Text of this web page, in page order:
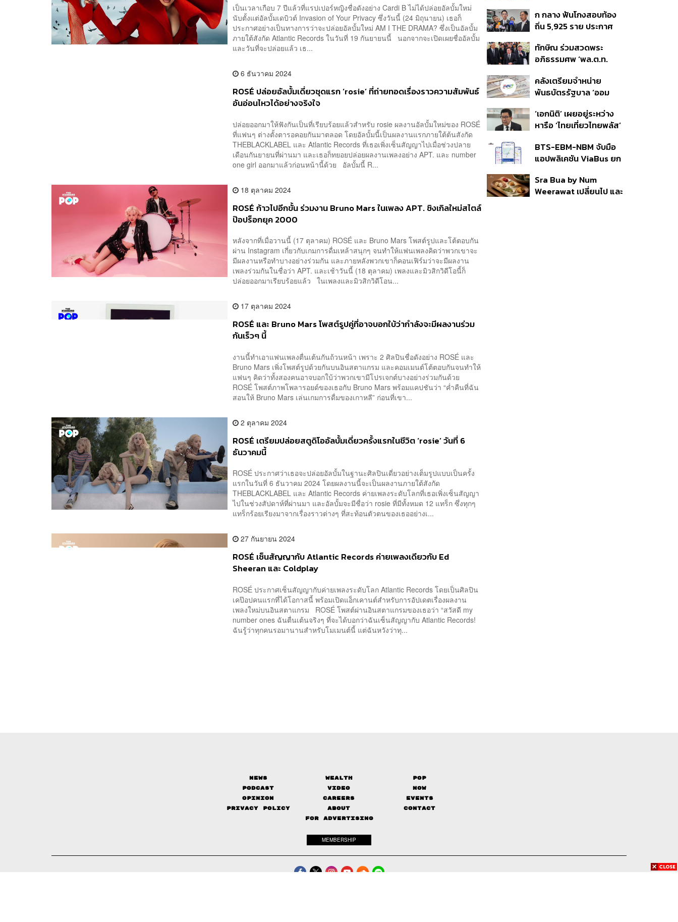
เป็นเวลาเกือบ 7 ปีแล้วที่แรปเปอร์หญิงชื่อดังอย่าง Cardi B ไม่ได้ปล่อยอัลบั้มใหม่
นับตั้งแต่อัลบั้มเดบิวต์ Invasion of Your Privacy ซึ่งวันนี้ (24 มิถุนายน) เธอก็
ประกาศอย่างเป็นทางการว่าจะปล่อยอัลบั้มใหม่ AM I THE DRAMA? ซึ่งเป็นอัลบั้ม
ภายใต้สังกัด Atlantic Records ในวันที่ 19 กันยายนนี้ นอกจากจะเปิดเผยชื่ออัลบั้ม
และวันที่จะปล่อยแล้ว เธ...
6 ธันวาคม 2024
ROSÉ ปล่อยอัลบั้มเดี่ยวชุดแรก ‘rosie’ ที่ถ่ายทอดเรื่องราวความสัมพันธ์
อันอ่อนไหวได้อย่างจริงใจ
ปล่อยออกมาให้ฟังกันเป็นที่เรียบร้อยแล้วสำหรับ rosie ผลงานอัลบั้มใหม่ของ ROSÉ
ที่แฟนๆ ต่างตั้งตารอคอยกันมาตลอด โดยอัลบั้มนี้เป็นผลงานแรกภายใต้ต้นสังกัด
THEBLACKLABEL และ Atlantic Records ที่เธอเพิ่งเซ็นสัญญาไปเมื่อช่วงปลาย
เดือนกันยายนที่ผ่านมา และเธอก็ทยอยปล่อยผลงานเพลงอย่าง APT. และ number
one girl ออกมาแล้วก่อนหน้านี้ด้วย อัลบั้มนี้ R...
ROSÉ ก้าวไปอีกขั้น ร่วมงาน Bruno Mars ในเพลง APT. ซิงเกิลใหม่สไตล์
ป๊อปร็อกยุค 2000
หลังจากที่เมื่อวานนี้ (17 ตุลาคม) ROSÉ และ Bruno Mars โพสต์รูปและโต้ตอบกัน
ผ่าน Instagram เกี่ยวกับเกมการดื่มเหล้าสนุกๆ จนทำให้แฟนเพลงคิดว่าพวกเขาจะ
มีผลงานหรือทำบางอย่างร่วมกัน และภายหลังพวกเขาก็คอนเฟิร์มว่าจะมีผลงาน
เพลงร่วมกันในชื่อว่า APT. และเช้าวันนี้ (18 ตุลาคม) เพลงและมิวสิกวิดีโอนี้ก็
ปล่อยออกมาเรียบร้อยแล้ว ในเพลงและมิวสิกวิดีโอน...
17 ตุลาคม 2024
ROSÉ และ Bruno Mars โพสต์รูปคู่ที่อาจบอกใบ้ว่ากำลังจะมีผลงานร่วม
กันเร็วๆ นี้
งานนี้ทำเอาแฟนเพลงตื่นเต้นกันถ้วนหน้า เพราะ 2 ศิลปินชื่อดังอย่าง ROSÉ และ
Bruno Mars เพิ่งโพสต์รูปด้วยกันบนอินสตาแกรม และคอมเมนต์โต้ตอบกันจนทำให้
แฟนๆ คิดว่าทั้งสองคนอาจบอกใบ้ว่าพวกเขามีโปรเจกต์บางอย่างร่วมกันด้วย
ROSÉ โพสต์ภาพโพลารอยด์ของเธอกับ Bruno Mars พร้อมแคปชันว่า “ค่ำคืนที่ฉัน
สอนให้ Bruno Mars เล่นเกมการดื่มของเกาหลี” ก่อนที่เขา...
ROSÉ เตรียมปล่อยสตูดิโออัลบั้มเดี่ยวครั้งแรกในชีวิต ‘rosie’ วันที่ 6
ธันวาคมนี้
ROSÉ ประกาศว่าเธอจะปล่อยอัลบั้มในฐานะศิลปินเดี่ยวอย่างเต็มรูปแบบเป็นครั้ง
แรกในวันที่ 6 ธันวาคม 2024 โดยผลงานนี้จะเป็นผลงานภายใต้สังกัด
THEBLACKLABEL และ Atlantic Records ค่ายเพลงระดับโลกที่เธอเพิ่งเซ็นสัญญา
ไปในช่วงสัปดาห์ที่ผ่านมา และอัลบั้มจะมีชื่อว่า rosie ที่มีทั้งหมด 12 แทร็ก ซึ่งทุกๆ
แทร็กร้อยเรียงมาจากเรื่องราวต่างๆ ที่สะท้อนตัวตนของเธออย่างเ...
27 กันยายน 2024
ROSÉ เซ็นสัญญากับ Atlantic Records ค่ายเพลงเดียวกับ Ed
Sheeran และ Coldplay
ROSÉ ประกาศเซ็นสัญญากับค่ายเพลงระดับโลก Atlantic Records โดยเป็นศิลปิน
เคป๊อปคนแรกที่ได้โอกาสนี้ พร้อมเปิดแอ็กเคานต์สำหรับการอัปเดตเรื่องผลงาน
เพลงใหม่บนอินสตาแกรม ROSÉ โพสต์ผ่านอินสตาแกรมของเธอว่า “สวัสดี my
number ones ฉันตื่นเต้นจริงๆ ที่จะได้บอกว่าฉันเซ็นสัญญากับ Atlantic Records!
ฉันรู้ว่าทุกคนรอมานานสำหรับโมเมนต์นี้ แต่ฉันหวังว่าทุ...
350’ เสริมความมั่นคง
ชายแดน
ก กลาง ฟันโกงสอบท้อง
ถิ่น 5,925 ราย ประกาศ
บัญชีใหม่ 7 ส.ค. ส่วน 97
ราย รอ ป.ป.ช. ขีดเส้นแล้ว
เสร็จ 31 ส.ค.
ทักษิณ ร่วมสวดพระ
อภิธรรมศพ ‘พล.ต.ท.
สิน’ สิริอายุ 103 ปี แกนนำ
เพื่อไทย-บุคคลหลาก
วงการร่วมอาลัย
คลังเตรียมจำหน่าย
พันธบัตรรัฐบาล ‘ออม
พลัส’ รอบถัดไป เร็วสุด 4
ก.ย.นี้ อาจเพิ่มสัดส่วนการ
ขายแบบ Small Lot First
‘เอกนิติ’ เผยอยู่ระหว่าง
หารือ ‘ไทยเที่ยวไทยพลัส’
แสนล้าน มั่นใจงบต่อ ‘ไทย
ช่วยไทย พลัส’ เฟส 2 มี
BTS-EBM-NBM จับมือ
แอปพลิเคชัน ViaBus ยก
ระดับการติดตามตำแหน่ง
รถไฟฟ้า 3 สายแบบเรียล
ไทม์
Sra Bua by Num
Weerawat เปลี่ยนไป และ
MEMBERSHIP